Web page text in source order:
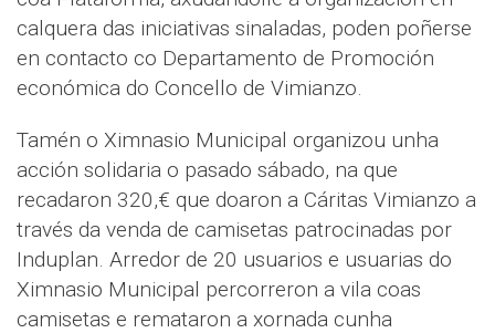
calquera das iniciativas sinaladas, poden poñerse
en contacto co Departamento de Promoción
económica do Concello de Vimianzo.
Tamén o Ximnasio Municipal organizou unha
acción solidaria o pasado sábado, na que
recadaron 320,€ que doaron a Cáritas Vimianzo a
través da venda de camisetas patrocinadas por
Induplan. Arredor de 20 usuarios e usuarias do
Ximnasio Municipal percorreron a vila coas
camisetas e remataron a xornada cunha